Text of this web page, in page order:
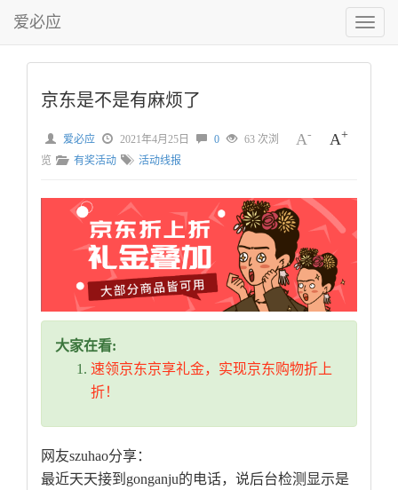
切
换
菜
爱必应
京东是不是有麻烦了
A- A+
爱必应 2021年4月25日 0
63 次浏
览
有奖活动 活动线报
大家在看:
速领京东京享礼金，实现京东购物折上
折！
网友szuhao分享：
最近天天接到gonganju的电话，说后台检测显示是